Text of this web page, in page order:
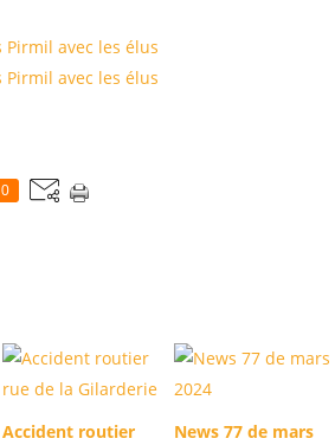
0
Accident routier
News 77 de mars